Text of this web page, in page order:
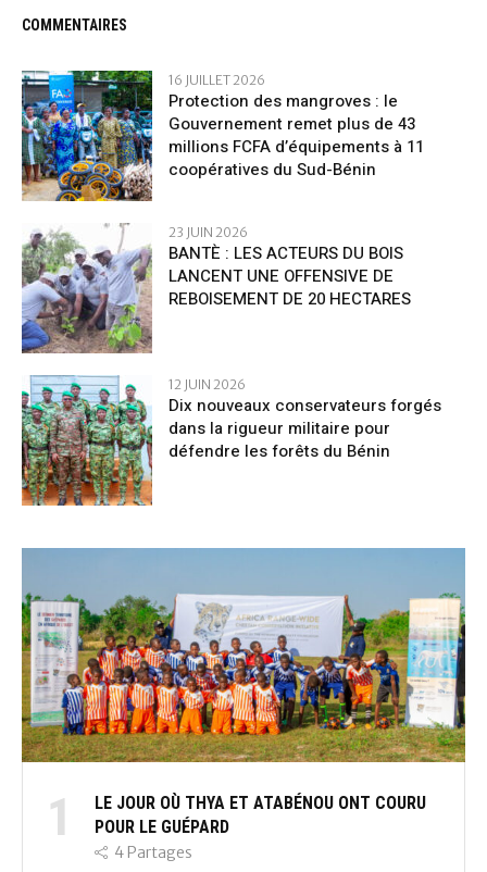
COMMENTAIRES
16 JUILLET 2026
Protection des mangroves : le
Gouvernement remet plus de 43
millions FCFA d’équipements à 11
coopératives du Sud-Bénin
23 JUIN 2026
BANTÈ : LES ACTEURS DU BOIS
LANCENT UNE OFFENSIVE DE
REBOISEMENT DE 20 HECTARES
12 JUIN 2026
Dix nouveaux conservateurs forgés
dans la rigueur militaire pour
défendre les forêts du Bénin
1
LE JOUR OÙ THYA ET ATABÉNOU ONT COURU
POUR LE GUÉPARD
4 Partages